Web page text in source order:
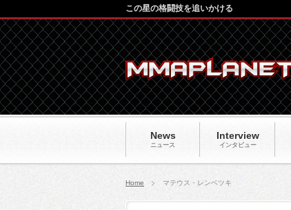
News
ニュース
Interview
インタビュー
この星の格闘技を追いかける
Home マテウス・レンベツキ